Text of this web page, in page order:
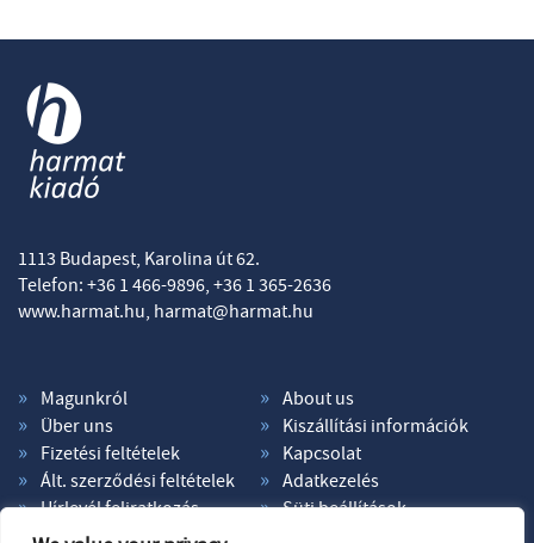
1113 Budapest, Karolina út 62.
Telefon: +36 1 466-9896, +36 1 365-2636
www.harmat.hu, harmat@harmat.hu
Magunkról
About us
Über uns
Kiszállítási információk
Fizetési feltételek
Kapcsolat
Ált. szerződési feltételek
Adatkezelés
Hírlevél feliratkozás
Süti beállítások